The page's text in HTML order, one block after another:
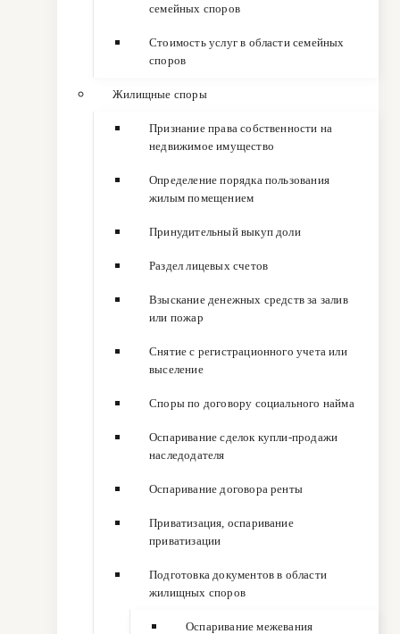
семейных споров
Стоимость услуг в области семейных
споров
Жилищные споры
Признание права собственности на
недвижимое имущество
Определение порядка пользования
жилым помещением
Принудительный выкуп доли
Раздел лицевых счетов
Взыскание денежных средств за залив
или пожар
Снятие с регистрационного учета или
выселение
Споры по договору социального найма
Оспаривание сделок купли-продажи
наследодателя
Оспаривание договора ренты
Приватизация, оспаривание
приватизации
Подготовка документов в области
жилищных споров
Оспаривание межевания